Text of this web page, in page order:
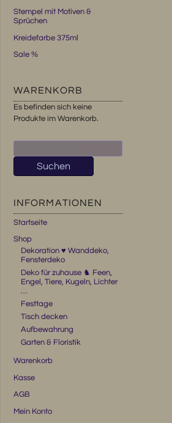
Stempel mit Motiven &
Sprüchen
Kreidefarbe 375ml
Sale %
WARENKORB
Es befinden sich keine
Produkte im Warenkorb.
nach:
Suchen
INFORMATIONEN
Startseite
Shop
Dekoration ♥ Wanddeko,
Fensterdeko
Deko für zuhause ♞ Feen,
Engel, Tiere, Kugeln, Lichter
…
Festtage
Tisch decken
Aufbewahrung
Garten & Floristik
Warenkorb
Kasse
AGB
Mein Konto